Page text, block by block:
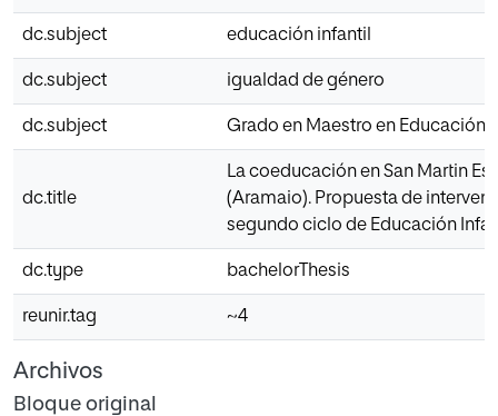
dc.subject educación infantil
dc.subject igualdad de género
dc.subject Grado en Maestro en Educación
dc.title
La coeducación en San Martin
(Aramaio). Propuesta de
segundo ciclo de Educación
dc.type bachelorThesis
reunir.tag ~4
Archivos
Bloque original